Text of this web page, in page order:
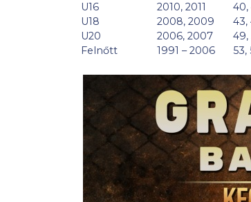
U16
2010, 2011 40,
U18
2008, 2009 43,
U20
2006, 2007 49,
Felnőtt
1991 – 2006 53,